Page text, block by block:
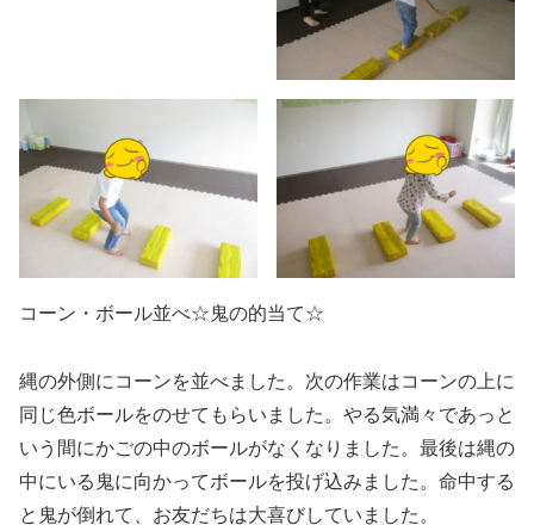
コーン・ボール並べ☆鬼の的当て☆
縄の外側にコーンを並べました。次の作業はコーンの上に
同じ色ボールをのせてもらいました。やる気満々であっと
いう間にかごの中のボールがなくなりました。最後は縄の
中にいる鬼に向かってボールを投げ込みました。命中する
と鬼が倒れて、お友だちは大喜びしていました。